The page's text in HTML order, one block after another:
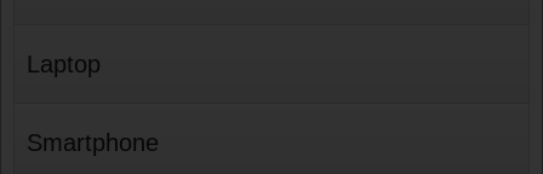
Laptop
Smartphone